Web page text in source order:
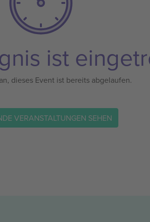
ist
dieses Event ist bereits abgelaufen.
VERANSTALTUNGEN SEHEN